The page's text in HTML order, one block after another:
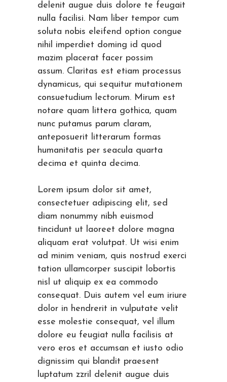
delenit augue duis dolore te feugait
nulla facilisi. Nam liber tempor cum
soluta nobis eleifend option congue
nihil imperdiet doming id quod
mazim placerat facer possim
assum. Claritas est etiam processus
dynamicus, qui sequitur mutationem
consuetudium lectorum. Mirum est
notare quam littera gothica, quam
nunc putamus parum claram,
anteposuerit litterarum formas
humanitatis per seacula quarta
decima et quinta decima.
Lorem ipsum dolor sit amet,
consectetuer adipiscing elit, sed
diam nonummy nibh euismod
tincidunt ut laoreet dolore magna
aliquam erat volutpat. Ut wisi enim
ad minim veniam, quis nostrud exerci
tation ullamcorper suscipit lobortis
nisl ut aliquip ex ea commodo
consequat. Duis autem vel eum iriure
dolor in hendrerit in vulputate velit
esse molestie consequat, vel illum
dolore eu feugiat nulla facilisis at
vero eros et accumsan et iusto odio
dignissim qui blandit praesent
luptatum zzril delenit augue duis